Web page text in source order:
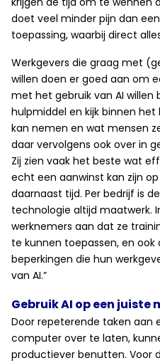
doet veel minder pijn dan
toepassing, waarbij direct
Werkgevers die graag met
willen doen er goed aan om
met het gebruik van AI willen
hulpmiddel en kijk binnen
kan nemen en wat mensen
daar vervolgens ook over in
Zij zien vaak het beste wat
echt een aanwinst kan zijn
daarnaast tijd. Per bedrijf is
technologie altijd maatwerk.
werknemers aan dat ze
te kunnen toepassen, en
beperkingen die hun
van AI.”
Gebruik AI op een juiste
Door repeterende taken aan
computer over te laten,
productiever benutten. Voor